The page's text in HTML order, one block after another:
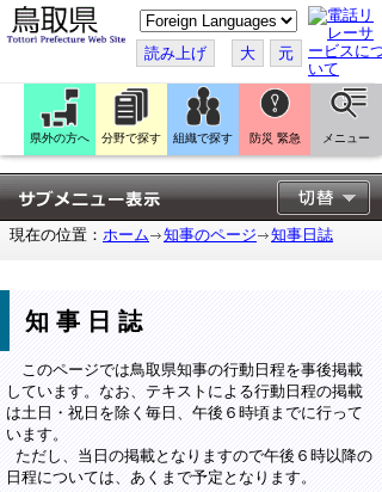
こ
の
ペ
ー
ジ
翻
訳
す
る
読み上げ 大 元
県外の方へ 分野で探す 組織で探す 防災 緊急 メニュー
現在の位置： ホーム 知事のページ 知事日誌
知事日誌
このページでは鳥取県知事の行動日程を事後掲載
しています。なお、テキストによる行動日程の掲載
は土日・祝日を除く毎日、午後６時頃までに行って
います。
ただし、当日の掲載となりますので午後６時以降の
日程については、あくまで予定となります。